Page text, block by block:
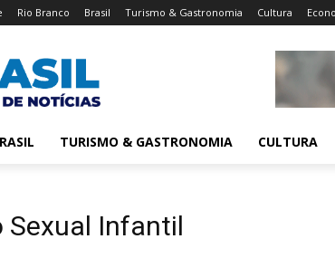
Rio Branco Brasil Turismo & Gastronomia Cultura
TURISMO & GASTRONOMIA CULTURA
Sexual Infantil